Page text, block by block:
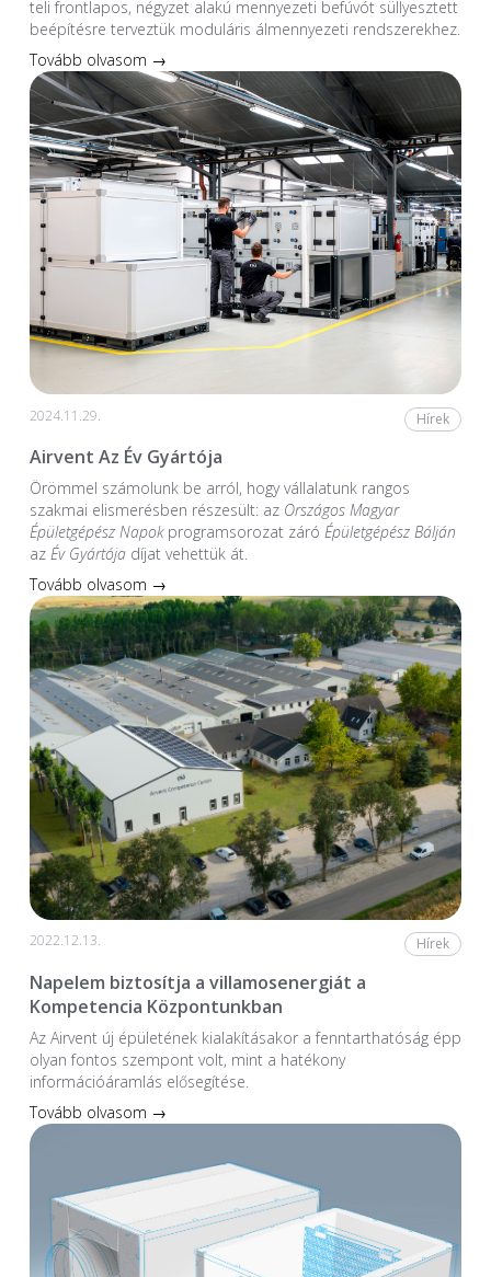
teli frontlapos, négyzet alakú mennyezeti befúvót süllyesztett
beépítésre terveztük moduláris álmennyezeti rendszerekhez.
Tovább olvasom →
2024.11.29. Hírek
Airvent Az Év Gyártója
Örömmel számolunk be arról, hogy vállalatunk rangos
szakmai elismerésben részesült: az Országos Magyar
Épületgépész Napokprogramsorozat záró Épületgépész Bálján
az Év Gyártójadíjat vehettük át.
Tovább olvasom →
2022.12.13. Hírek
Napelem biztosítja a villamosenergiát a
Kompetencia Központunkban
Az Airvent új épületének kialakításakor a fenntarthatóság épp
olyan fontos szempont volt, mint a hatékony
információáramlás elősegítése.
Tovább olvasom →